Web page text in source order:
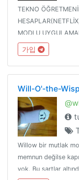
TEKNO
MODLU
NOKTA,ÇARK
BU KANALDA
가입
Will-O'-the-Wisp
Willow bir mutlak
memnun değilse
yok. Bu şartlar